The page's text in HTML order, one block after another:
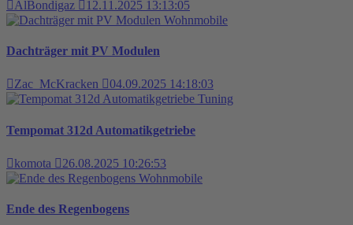
AlBondigaz
12.11.2025 13:13:05
Wohnmobile
Dachträger mit PV Modulen
Zac_McKracken
04.09.2025 14:18:03
Tuning
Tempomat 312d Automatikgetriebe
komota
26.08.2025 10:26:53
Wohnmobile
Ende des Regenbogens